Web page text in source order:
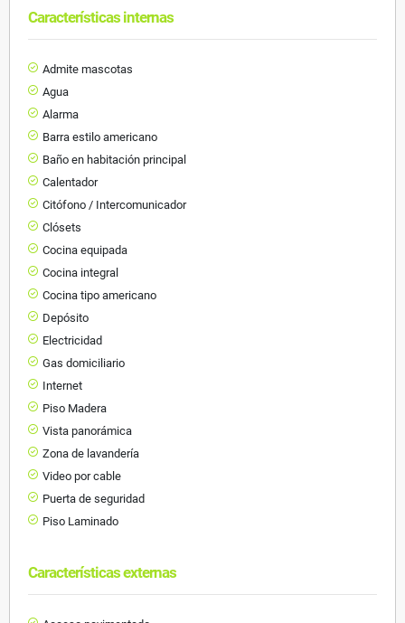
Características internas
Admite mascotas
Agua
Alarma
Barra estilo americano
Baño en habitación principal
Calentador
Citófono / Intercomunicador
Clósets
Cocina equipada
Cocina integral
Cocina tipo americano
Depósito
Electricidad
Gas domiciliario
Internet
Piso Madera
Vista panorámica
Zona de lavandería
Video por cable
Puerta de seguridad
Piso Laminado
Características externas